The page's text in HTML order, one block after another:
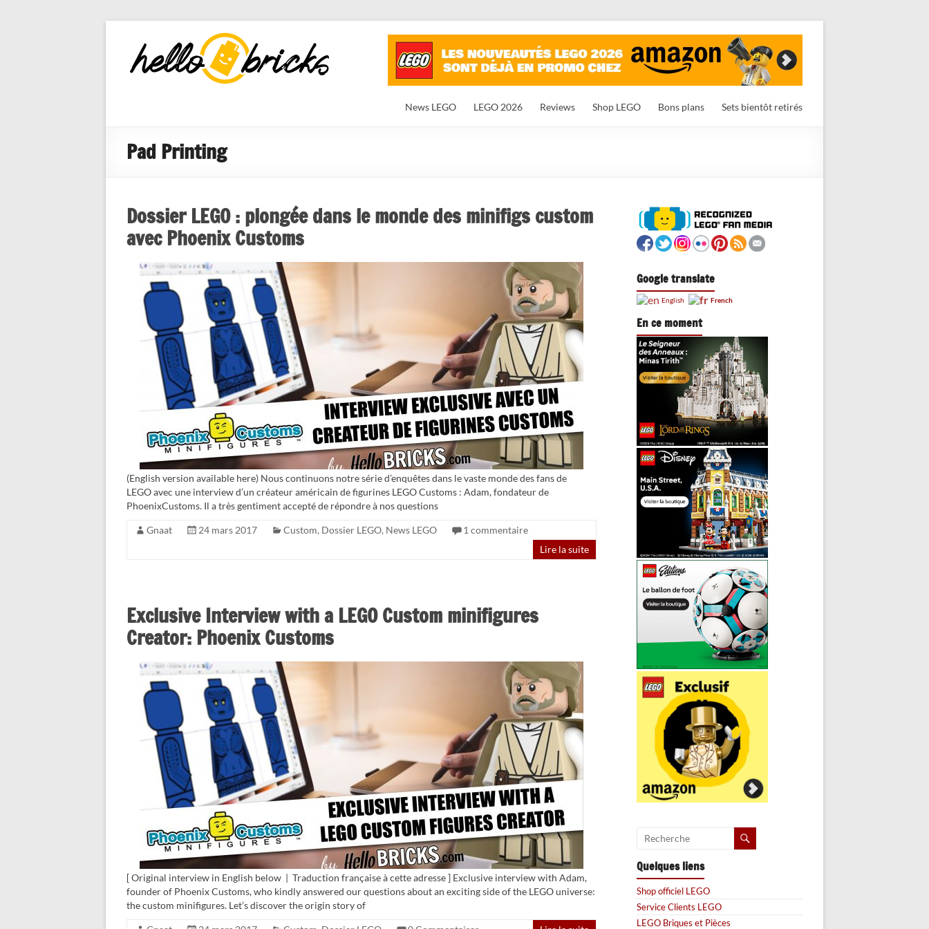
HelloBricks
Blog LEGO,
nouveaut�s
News LEGO LEGO 2026 Reviews Shop LEGO Bons plans Sets bientôt retirés
Pad Printing
Dossier LEGO : plongée dans le monde des minifigs custom
avec Phoenix Customs
(English version available here) Nous continuons notre série d’enquêtes dans le vaste monde des fans de
LEGO avec une interview d’un créateur américain de figurines LEGO Customs : Adam, fondateur de
PhoenixCustoms. Il a très gentiment accepté de répondre à nos questions
Gnaat 24 mars 2017 Custom, Dossier LEGO, News LEGO
1 commentaire
Lire la suite
Exclusive Interview with a LEGO Custom minifigures
Creator: Phoenix Customs
[ Original interview in English below | Traduction française à cette adresse ] Exclusive interview with Adam,
founder of Phoenix Customs, who kindly answered our questions about an exciting side of the LEGO universe:
the custom minifigures. Let’s discover the origin story of
Google translate
English French
En ce moment
Quelques liens
Shop officiel LEGO
Service Clients LEGO
LEGO Briques et Pièces